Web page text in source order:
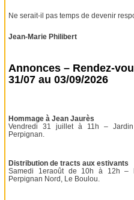
Ne serait-il pas temps de devenir
Jean-Marie Philibert
Annonces – Rendez-
31/07 au 03/09/2026
Hommage à Jean Jaurès
Vendredi 31 juillet à 11h –
Perpignan.
Distribution de tracts aux estivants
Samedi 1eraoût de 10h à 12h –
Perpignan Nord, Le Boulou.